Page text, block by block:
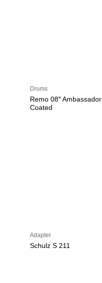
Drums
Remo 08″ Ambassador
Coated
Adapter
Schulz S 211